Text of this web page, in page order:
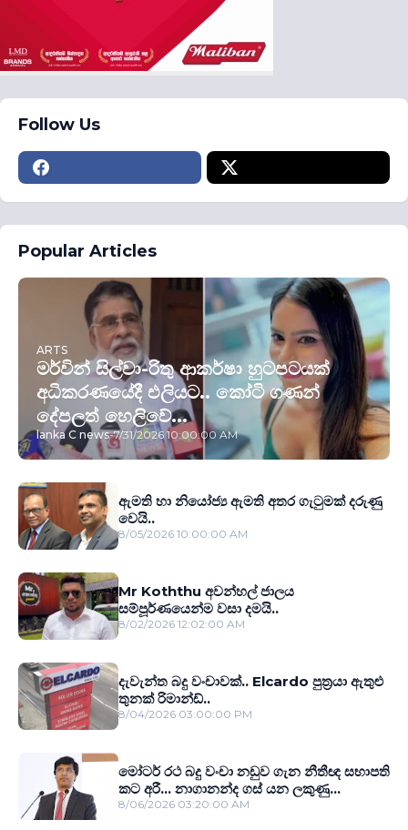
Follow Us
Popular Articles
ARTS
මර්වින් සිල්වා-රිතු ආකර්ෂා හුටපටයක්
අධිකරණයේදී එලියට.. කෝටි ගණන්
දේපලත් හෙලිවේ...
lanka C news-7/31/2026 10:00:00 AM
ඇමති හා නියෝජ්‍ය ඇමති අතර ගැටුමක් දරුණු
වෙයි..
8/05/2026 10:00:00 AM
Mr Koththu අවන්හල් ජාලය
සම්පූර්ණයෙන්ම වසා දමයි..
8/02/2026 12:02:00 AM
දැවැන්ත බදු වංචාවක්.. Elcardo පුත‍්‍රයා ඇතුළු
තුනක් රිමාන්ඩ්..
8/04/2026 03:00:00 PM
මෝටර් රථ බදු වංචා නඩුව ගැන නීතීඥ සභාපති
කට අරී... නාගානන්ද ගස් යන ලකුණු...
8/06/2026 03:20:00 AM